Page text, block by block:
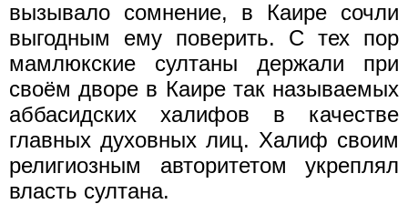
вызывало сомнение, в Каире сочли
выгодным ему поверить. С тех пор
мамлюкские султаны держали при
своём дворе в Каире так называемых
аббасидских халифов в качестве
главных духовных лиц. Халиф своим
религиозным авторитетом укреплял
власть султана.